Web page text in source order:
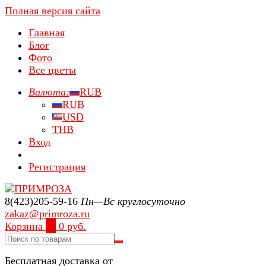
Полная версия сайта
Главная
Блог
Фото
Все цветы
Валюта:
RUB
RUB
USD
THB
Вход
Регистрация
8(423)205-59-16 Пн—Вс круглосуточно
zakaz@primroza.ru
Корзина
0 руб.
Бесплатная доставка от